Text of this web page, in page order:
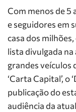
Com menos de 5
e seguidores em
casa dos
lista divulgada
grandes veículos
‘Carta Capital’, o
publicação do
audiência da